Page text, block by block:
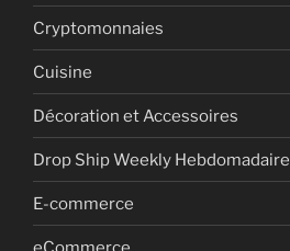
Cryptomonnaies
Cuisine
Décoration et Accessoires
Drop Ship Weekly Hebdomadaire
E-commerce